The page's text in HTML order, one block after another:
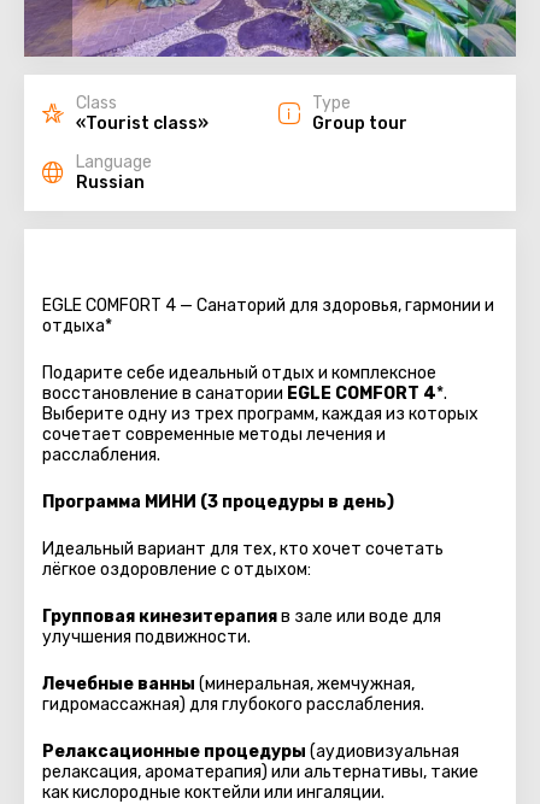
Class
«Tourist class»
Type
Group tour
Language
Russian
EGLE COMFORT 4 — Санаторий для здоровья, гармонии и
отдыха*
Подарите себе идеальный отдых и комплексное
восстановление в санатории EGLE COMFORT 4*.
Выберите одну из трех программ, каждая из которых
сочетает современные методы лечения и
расслабления.
Программа МИНИ (3 процедуры в день)
Идеальный вариант для тех, кто хочет сочетать
лёгкое оздоровление с отдыхом:
Групповая кинезитерапияв зале или воде для
улучшения подвижности.
Лечебные ванны (минеральная, жемчужная,
гидромассажная) для глубокого расслабления.
Релаксационные процедуры (аудиовизуальная
релаксация, ароматерапия) или альтернативы, такие
как кислородные коктейли или ингаляции.